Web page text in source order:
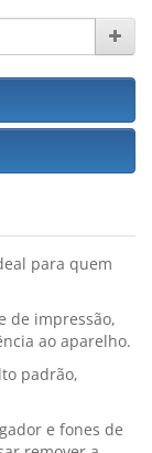
para quem
de impressão,
ao aparelho.
padrão,
e fones de